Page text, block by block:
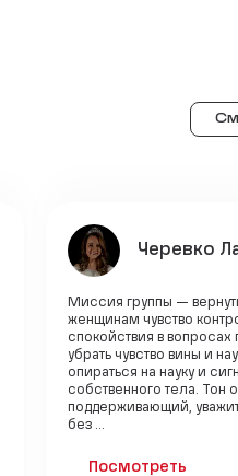
Черевко
Миссия группы —
женщинам чувство
спокойствия в вопросах
убрать чувство вины и
опираться на науку и
собственного тела. Тон
поддерживающий,
без ...
Посмотреть